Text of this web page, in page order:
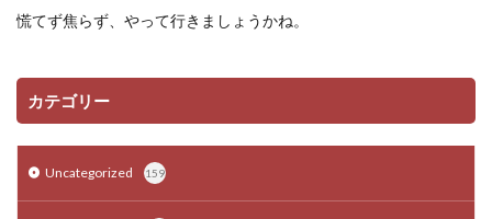
慌てず焦らず、やって行きましょうかね。
カテゴリー
Uncategorized 159